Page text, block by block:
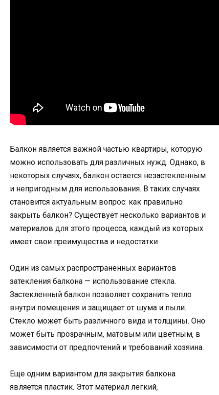
Балкон является важной частью квартиры, которую
можно использовать для различных нужд. Однако, в
некоторых случаях, балкон остается незастекленным
и непригодным для использования. В таких случаях
становится актуальным вопрос: как правильно
закрыть балкон? Существует несколько вариантов и
материалов для этого процесса, каждый из которых
имеет свои преимущества и недостатки.
Один из самых распространенных вариантов
затекления балкона — использование стекла.
Застекленный балкон позволяет сохранить тепло
внутри помещения и защищает от шума и пыли.
Стекло может быть различного вида и толщины. Оно
может быть прозрачным, матовым или цветным, в
зависимости от предпочтений и требований хозяина.
Еще одним вариантом для закрытия балкона
является пластик. Этот материал легкий,